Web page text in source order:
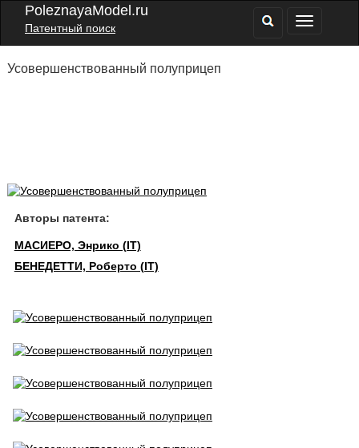
PoleznayaModel.ru
Патентный поиск
Усовершенствованный полуприцеп
Авторы патента:
МАСИЕРО, Энрико (IT)
БЕНЕДЕТТИ, Роберто (IT)